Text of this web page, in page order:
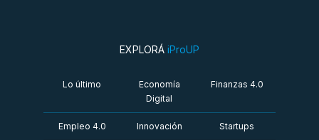
EXPLORÁ iProUP
Lo último
Economía
Digital
Finanzas 4.0
Empleo 4.0 Innovación Startups